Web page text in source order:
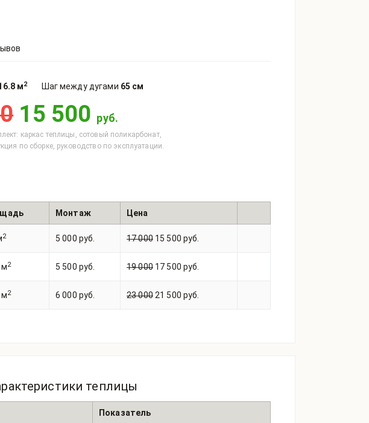
м2 Шаг между дугами 65 см
15 500 руб.
каркас теплицы, сотовый поликарбонат,
по сборке, руководство по эксплуатации.
Монтаж Цена
2 5 000 руб. 17 00015 500 руб.
м2 5 500 руб. 19 00017 500 руб.
м2 6 000 руб. 23 00021 500 руб.
теплицы
Показатель